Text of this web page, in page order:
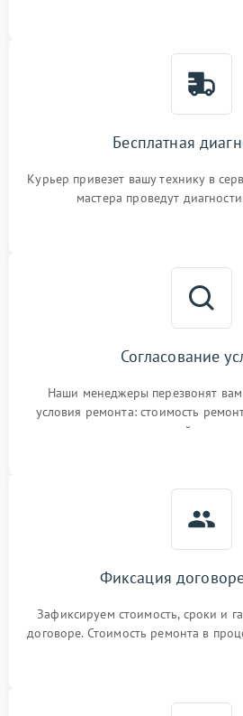
Бесплатная
Курьер привезет вашу технику в
мастера проведут
Согласование
Наши менеджеры перезвонят вам
условия ремонта: стоимость
гарантийные
Фиксация
Зафиксируем стоимость, сроки и
договоре. Стоимость ремонта в